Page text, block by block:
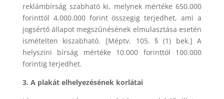
reklámbírság szabható ki, melynek mértéke 650.000
forinttól 4.000.000 forint összegig terjedhet, ami a
jogsértő állapot megszűnésének elmulasztása esetén
ismételten kiszabható. [Méptv. 105. § (1) bek.] A
helyszíni bírság mértéke 10.000 forinttól 100.000
forintig terjedhet.
3. A plakát elhelyezésének korlátai